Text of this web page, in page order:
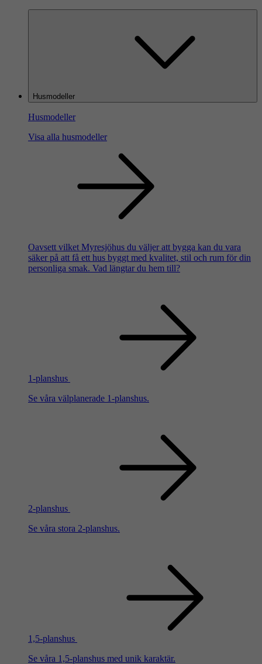
Husmodeller
Husmodeller
Visa alla husmodeller
Oavsett vilket Myresjöhus du väljer att bygga kan du vara
säker på att få ett hus byggt med kvalitet, stil och rum för din
personliga smak. Vad längtar du hem till?
1-planshus
Se våra välplanerade 1-planshus.
2-planshus
Se våra stora 2-planshus.
1,5-planshus
Se våra 1,5-planshus med unik karaktär.